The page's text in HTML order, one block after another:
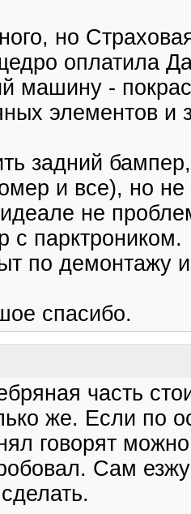
но
оплатила
машину -
элементов и
задний
и все), но
не
с парктроником.
по демонтажу
спасибо.
часть
же. Если по
говорят
Сам